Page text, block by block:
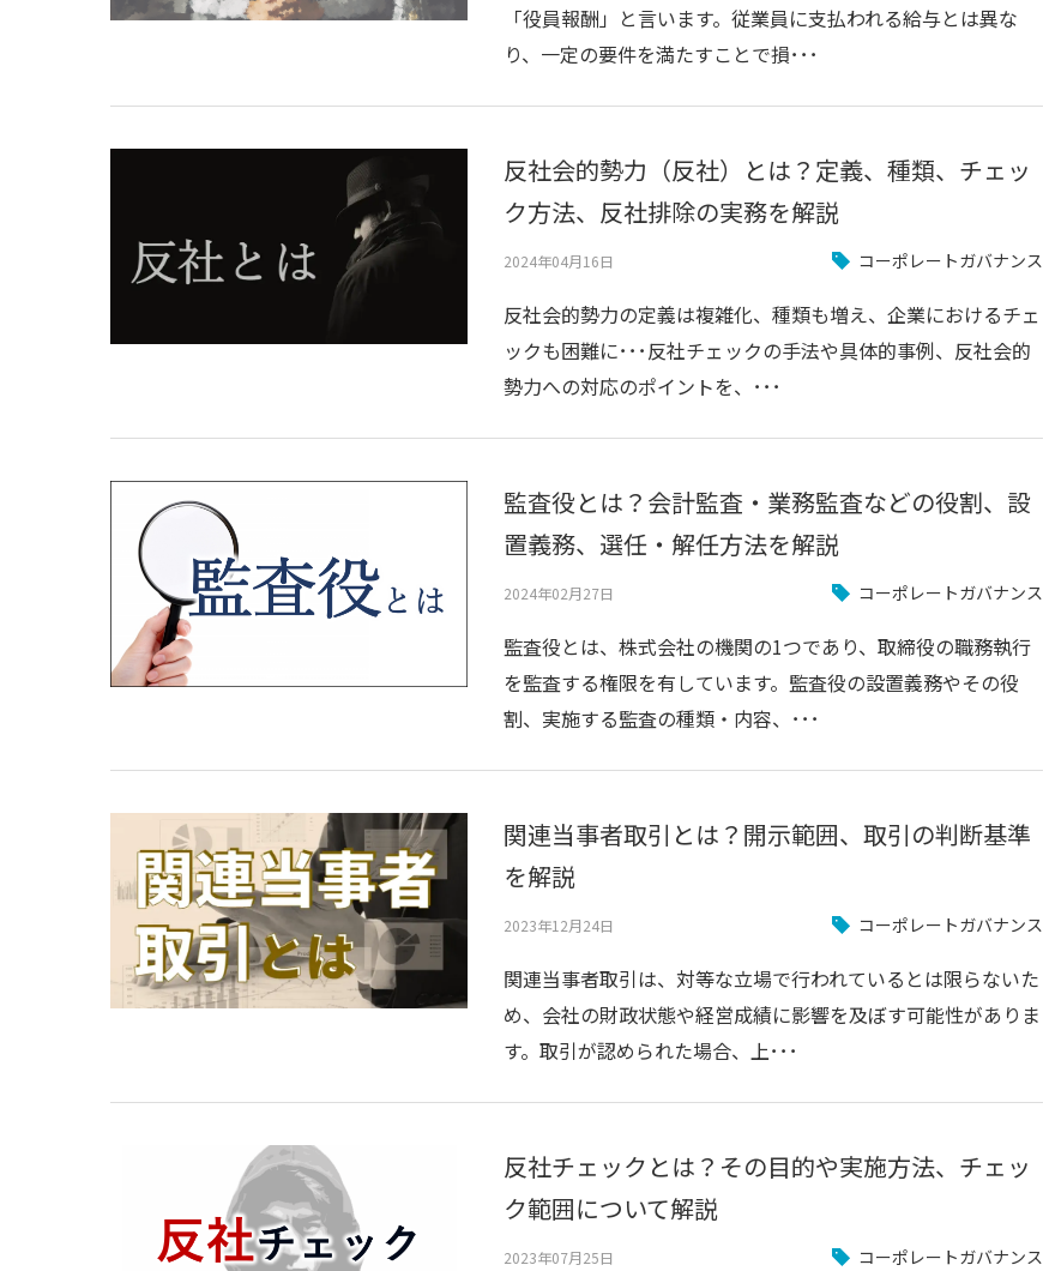
「役員報酬」と言います。従業員に支払われる給与とは異な
り、一定の要件を満たすことで損･･･
反社会的勢力（反社）とは？定義、種類、チェッ
ク方法、反社排除の実務を解説
2024年04月16日 コーポレートガバナンス
反社会的勢力の定義は複雑化、種類も増え、企業におけるチェ
ックも困難に･･･反社チェックの手法や具体的事例、反社会的
勢力への対応のポイントを、･･･
監査役とは？会計監査・業務監査などの役割、設
置義務、選任・解任方法を解説
2024年02月27日 コーポレートガバナンス
監査役とは、株式会社の機関の1つであり、取締役の職務執行
を監査する権限を有しています。監査役の設置義務やその役
割、実施する監査の種類・内容、･･･
関連当事者取引とは？開示範囲、取引の判断基準
を解説
2023年12月24日 コーポレートガバナンス
関連当事者取引は、対等な立場で行われているとは限らないた
め、会社の財政状態や経営成績に影響を及ぼす可能性がありま
す。取引が認められた場合、上･･･
反社チェックとは？その目的や実施方法、チェッ
ク範囲について解説
2023年07月25日 コーポレートガバナンス